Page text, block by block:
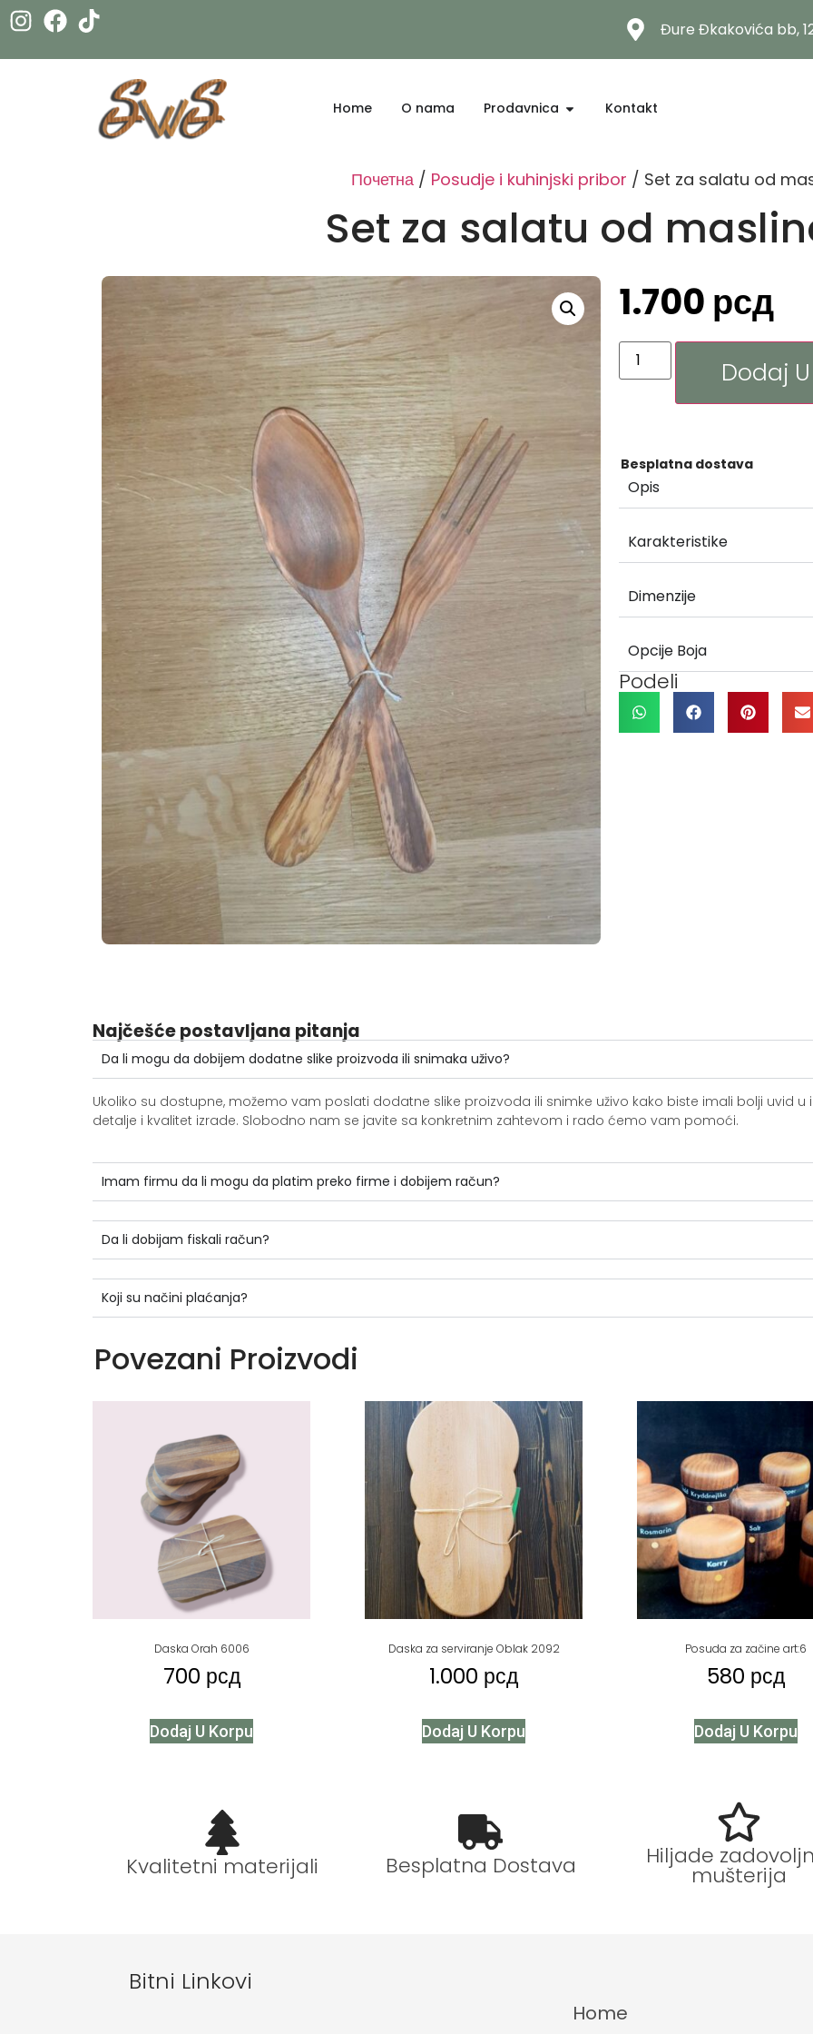
Đure Đkakovića bb,
Home O nama Prodavnica Kontakt
Почетна/ Posudje i kuhinjski pribor / Set za salatu od
Set za salatu od
1.700 рсд
Dodaj
Besplatna dostava
Opis
Karakteristike
Dimenzije
Opcije Boja
Podeli
Najčešće postavljana pitanja
Da li mogu da dobijem dodatne slike proizvoda ili snimaka uživo?
Ukoliko su dostupne, možemo vam poslati dodatne slike proizvoda ili snimke uživo kako biste imali bolji uvid u
detalje i kvalitet izrade. Slobodno nam se javite sa konkretnim zahtevom i rado ćemo vam pomoći.
Imam firmu da li mogu da platim preko firme i dobijem račun?
Da li dobijam fiskali račun?
Koji su načini plaćanja?
Povezani Proizvodi
Daska Orah 6006
700 рсд
Dodaj U Korpu
Daska za serviranje Oblak 2092
1.000 рсд
Dodaj U Korpu
Posuda za začine art:6
580 рсд
Dodaj U Korpu
Kvalitetni materijali Besplatna Dostava Hiljade
mušterija
Bitni Linkovi
Home